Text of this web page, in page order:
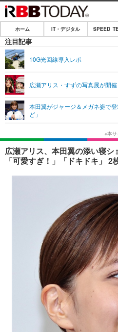
ホーム
IT・デジタル
ショッピング
SPEED TEST
エンタメ
エンタメTOP
音楽
ライフ
ライフTOP
ペット
その他
リリース一覧
プッシュ通知の停止方法
ホーム IT・デジタル SPEED
注目記事
10G光回線導入レポ
広瀬アリス・すずの写真展が開
本田翼がジャージ＆メガネ姿で
ど」
広瀬アリス、本田翼の添い寝
「可愛すぎ！」「ドキドキ」 2